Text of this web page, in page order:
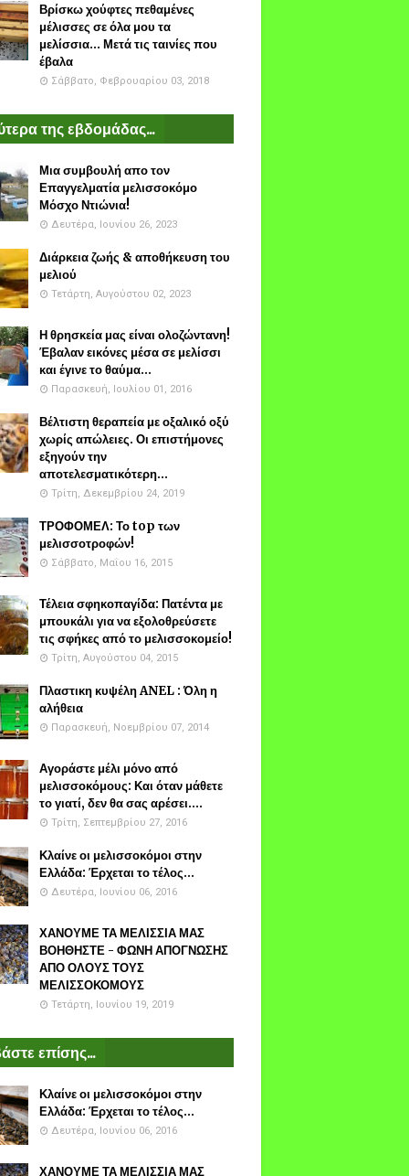
Βρίσκω χούφτες πεθαμένες
μέλισσες σε όλα μου τα
μελίσσια... Μετά τις ταινίες που
έβαλα
Σάββατο, Φεβρουαρίου 03, 2018
της εβδομάδας...
Μια συμβουλή απο τον
Επαγγελματία μελισσοκόμο
Μόσχο Ντιώνια!
Δευτέρα, Ιουνίου 26, 2023
Διάρκεια ζωής & αποθήκευση του
μελιού
Τετάρτη, Αυγούστου 02, 2023
Η θρησκεία μας είναι ολοζώντανη!
Έβαλαν εικόνες μέσα σε μελίσσι
και έγινε το θαύμα...
Παρασκευή, Ιουλίου 01, 2016
Βέλτιστη θεραπεία με οξαλικό οξύ
χωρίς απώλειες. Οι επιστήμονες
εξηγούν την
αποτελεσματικότερη...
Τρίτη, Δεκεμβρίου 24, 2019
ΤΡΟΦΟΜΕΛ: Το top των
μελισσοτροφών!
Σάββατο, Μαΐου 16, 2015
Τέλεια σφηκοπαγίδα: Πατέντα με
μπουκάλι για να εξολοθρεύσετε
τις σφήκες από το μελισσοκομείο!
Τρίτη, Αυγούστου 04, 2015
Πλαστικη κυψέλη ANEL : Όλη η
αλήθεια
Παρασκευή, Νοεμβρίου 07, 2014
Αγοράστε μέλι μόνο από
μελισσοκόμους: Και όταν μάθετε
το γιατί, δεν θα σας αρέσει....
Τρίτη, Σεπτεμβρίου 27, 2016
Κλαίνε οι μελισσοκόμοι στην
Ελλάδα: Έρχεται το τέλος...
Δευτέρα, Ιουνίου 06, 2016
ΧΑΝΟΥΜΕ ΤΑ ΜΕΛΙΣΣΙΑ ΜΑΣ
ΒΟΗΘΗΣΤΕ - ΦΩΝΗ ΑΠΟΓΝΩΣΗΣ
ΑΠΟ ΟΛΟΥΣ ΤΟΥΣ
ΜΕΛΙΣΣΟΚΟΜΟΥΣ
Τετάρτη, Ιουνίου 19, 2019
επίσης...
Κλαίνε οι μελισσοκόμοι στην
Ελλάδα: Έρχεται το τέλος...
Δευτέρα, Ιουνίου 06, 2016
ΧΑΝΟΥΜΕ ΤΑ ΜΕΛΙΣΣΙΑ ΜΑΣ